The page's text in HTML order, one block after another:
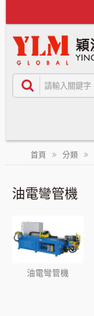
首頁 分類
油電彎管機
油電彎管機